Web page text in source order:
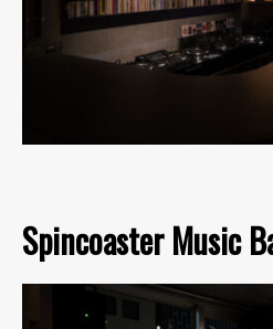
Spincoaster Music